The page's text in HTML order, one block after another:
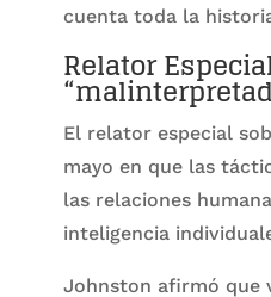
cuenta toda la
Relator
El relator especial
mayo en que las
las relaciones
inteligencia
Johnston afirmó que